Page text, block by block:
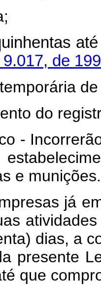
de
do
-
e munições.
já
dias, a
presente
que